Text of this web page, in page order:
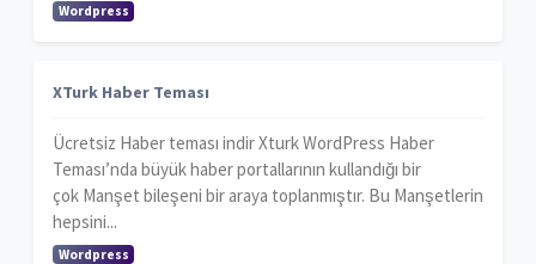
Wordpress
XTurk Haber Teması
Ücretsiz Haber teması indir Xturk WordPress Haber
Teması’nda büyük haber portallarının kullandığı bir
çok Manşet bileşeni bir araya toplanmıştır. Bu Manşetlerin
hepsini...
Wordpress